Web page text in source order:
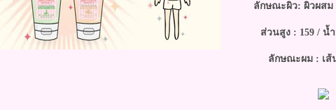
ลักษณะผิว: ผิวผสม
ส่วนสูง : 159 / น้
ลักษณะผม : เส้